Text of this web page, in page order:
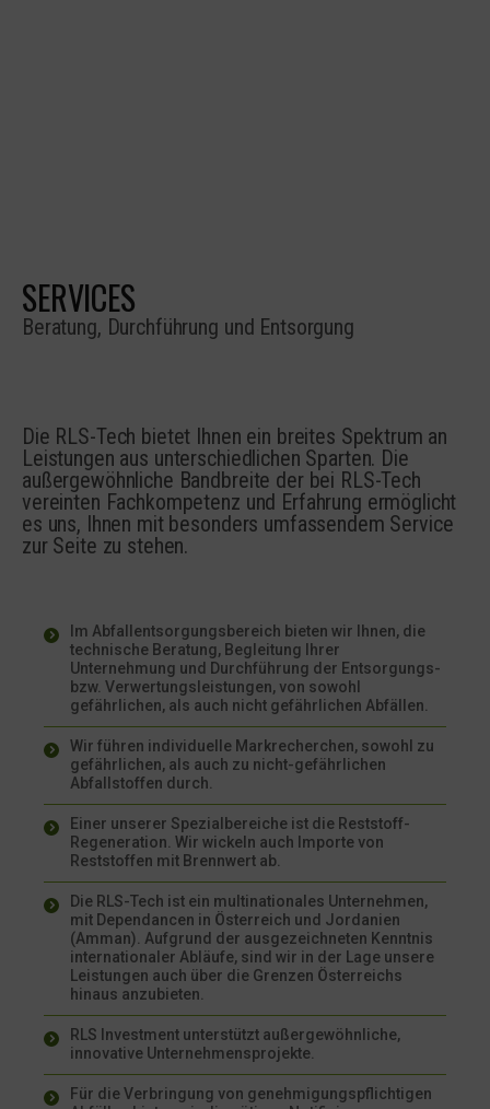
SERVICES
Beratung, Durchführung und Entsorgung
Die RLS-Tech bietet Ihnen ein breites Spektrum an
Leistungen aus unterschiedlichen Sparten. Die
außergewöhnliche Bandbreite der bei RLS-Tech
vereinten Fachkompetenz und Erfahrung ermöglicht
es uns, Ihnen mit besonders umfassendem Service
zur Seite zu stehen.
Im Abfallentsorgungsbereich bieten wir Ihnen, die
technische Beratung, Begleitung Ihrer
Unternehmung und Durchführung der Entsorgungs-
bzw. Verwertungsleistungen, von sowohl
gefährlichen, als auch nicht gefährlichen Abfällen.
Wir führen individuelle Markrecherchen, sowohl zu
gefährlichen, als auch zu nicht-gefährlichen
Abfallstoffen durch.
Einer unserer Spezialbereiche ist die Reststoff-
Regeneration. Wir wickeln auch Importe von
Reststoffen mit Brennwert ab.
Die RLS-Tech ist ein multinationales Unternehmen,
mit Dependancen in Österreich und Jordanien
(Amman). Aufgrund der ausgezeichneten Kenntnis
internationaler Abläufe, sind wir in der Lage unsere
Leistungen auch über die Grenzen Österreichs
hinaus anzubieten.
RLS Investment unterstützt außergewöhnliche,
innovative Unternehmensprojekte.
Für die Verbringung von genehmigungspflichtigen